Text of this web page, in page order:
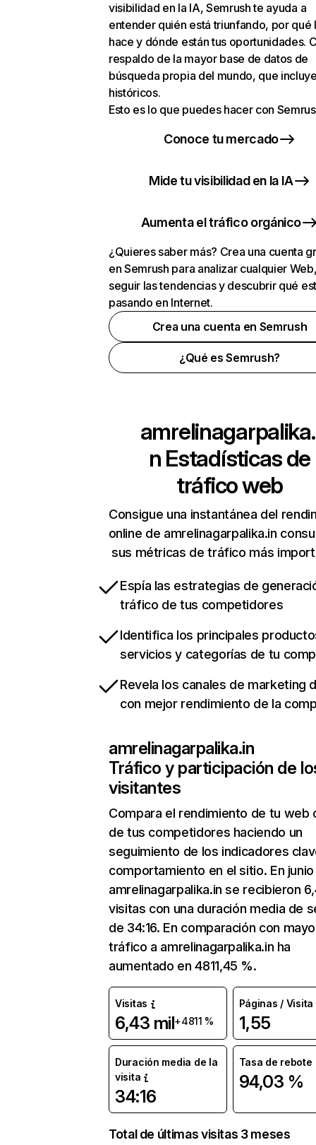
visibilidad en la IA, Semrush te ayuda a
entender quién está triunfando, por qué
hace y dónde están tus oportunidades.
respaldo de la mayor base de datos de
búsqueda propia del mundo, que
históricos.
Esto es lo que puedes hacer con
Conoce tu mercado
Mide tu visibilidad en la IA
Aumenta el tráfico orgánico
¿Quieres saber más? Crea una cuenta
en Semrush para analizar cualquier
seguir las tendencias y descubrir qué
pasando en Internet.
Crea una cuenta en Semrush
¿Qué es Semrush?
n Estadísticas de
tráfico web
Consigue una instantánea del
online de amrelinagarpalika.in
sus métricas de tráfico más
Espía las estrategias de
tráfico de tus competidores
Identifica los principales
servicios y categorías de tu
Revela los canales de marketing
con mejor rendimiento de la
amrelinagarpalika.in
Tráfico y participación de
visitantes
Compara el rendimiento de tu web
de tus competidores haciendo un
seguimiento de los indicadores
comportamiento en el sitio. En junio
amrelinagarpalika.in se recibieron
visitas con una duración media de
de 34:16. En comparación con
tráfico a amrelinagarpalika.in ha
aumentado en 4811,45 %.
Visitas
6,43 mil+4811 %
Páginas / Visita
1,55
Duración media de la
visita
34:16
Tasa de rebote
94,03 %
Total de últimas visitas 3 meses